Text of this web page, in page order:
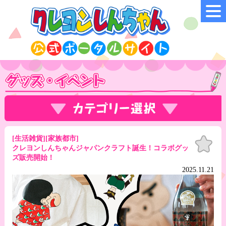
[生活雑貨][家族都市]
クレヨンしんちゃんジャパンクラフト誕生！コラボグッ
ズ販売開始！
お気
に入
2025.11.21